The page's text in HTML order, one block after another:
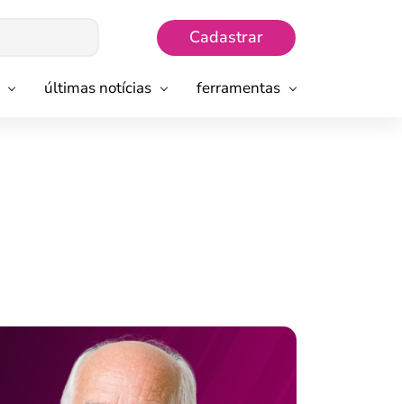
Cadastrar
últimas notícias ferramentas